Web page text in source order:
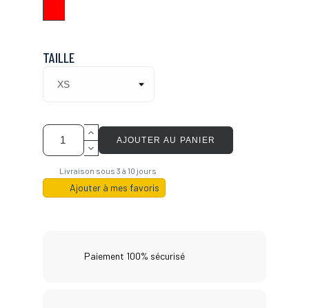
TAILLE
AJOUTER AU PANIER
Livraison sous 3 à 10 jours
Ajouter à mes favoris
Paiement 100% sécurisé